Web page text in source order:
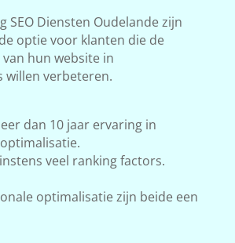
SEO Diensten Oudelande zijn
optie voor klanten die de
hun website in
willen verbeteren.
dan 10 jaar ervaring in
veel ranking factors.
optimalisatie zijn beide een